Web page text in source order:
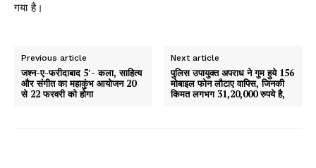
गया है।
Previous article
जश्न-ए-फरीदाबाद 5′- कला, साहित्य
और संगीत का महाकुंभ आयोजन 20
से 22 फरवरी को होगा
Next article
पुलिस उपायुक्त अपराध ने गुम हुये 156
मोबाइल फोन लौटाए वापिस, जिनकी
किमत लगभग 31,20,000 रुपये है,